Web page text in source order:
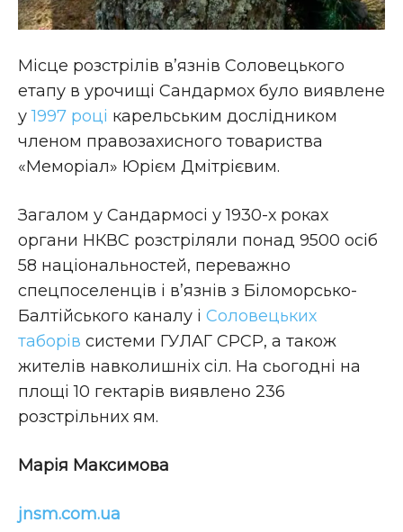
Місце розстрілів в’язнів Соловецького
етапу в урочищі Сандармох було виявлене
у1997 році карельським дослідником
членом правозахисного товариства
«Меморіал» Юрієм Дмітрієвим.
Загалом у Сандармосі у 1930-х роках
органи НКВС розстріляли понад 9500 осіб
58 національностей, переважно
спецпоселенців і в’язнів з Біломорсько-
Балтійського каналу і Соловецьких
таборів системи ГУЛАГ СРСР, а також
жителів навколишніх сіл. На сьогодні на
площі 10 гектарів виявлено 236
розстрільних ям.
Марія Максимова
jnsm.com.ua